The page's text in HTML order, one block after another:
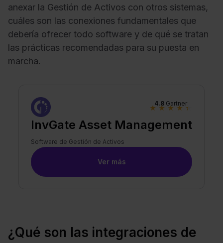
anexar la Gestión de Activos con otros sistemas,
cuáles son las conexiones fundamentales que
debería ofrecer todo software y de qué se tratan
las prácticas recomendadas para su puesta en
marcha.
InvGate Asset Management
Software de Gestión de Activos
4.8 Gartner
★ ★ ★ ★ ★
Ver más
¿Qué son las integraciones de